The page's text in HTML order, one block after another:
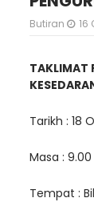
Butiran 16
TAKLIMAT
Tarikh : 18
Masa :
Tempat :